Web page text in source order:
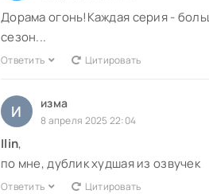
Дорама огонь!Каждая серия -
сезон...
Ответить Цитировать
И изма
8 апреля 2025 22:04
Ilin,
по мне, дублик худшая из озвучек
Ответить Цитировать